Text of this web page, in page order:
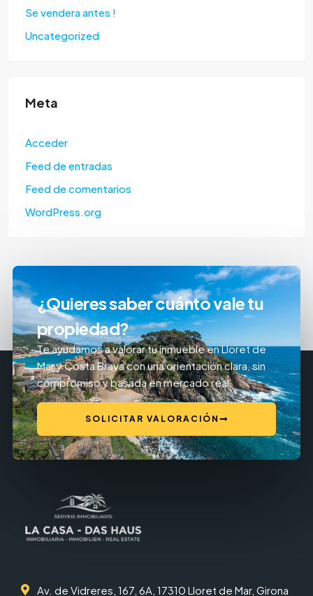
Se vendera antes !
Uncategorized
Meta
Acceder
Feed de entradas
Feed de comentarios
WordPress.org
¿Quieres saber cuánto vale tu
propiedad?
Te ayudamos a valorar tu inmueble en Lloret de
Mar y Costa Brava con una orientación clara, sin
compromiso y basada en mercado real.
SOLICITAR VALORACIÓN
Av. de Vidreres, 167, 6A, 17310 Lloret de Mar, Girona